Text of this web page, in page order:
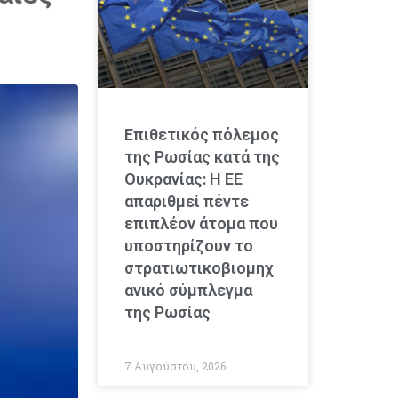
Επιθετικός πόλεμος
της Ρωσίας κατά της
Ουκρανίας: Η ΕΕ
απαριθμεί πέντε
επιπλέον άτομα που
υποστηρίζουν το
στρατιωτικοβιομηχ
ανικό σύμπλεγμα
της Ρωσίας
7 Αυγούστου, 2026